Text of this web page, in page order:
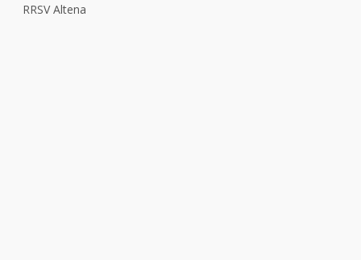
RRSV Altena